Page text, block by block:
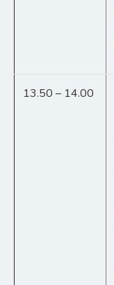
13.50 – 14.00